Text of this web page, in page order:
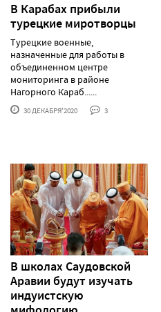
В Карабах прибыли
турецкие миротворцы
Турецкие военные,
назначенные для работы в
объединенном центре
мониторинга в районе
Нагорного Караб......
30 ДЕКАБРЯ'2020 3
В школах Саудовской
Аравии будут изучать
индуистскую